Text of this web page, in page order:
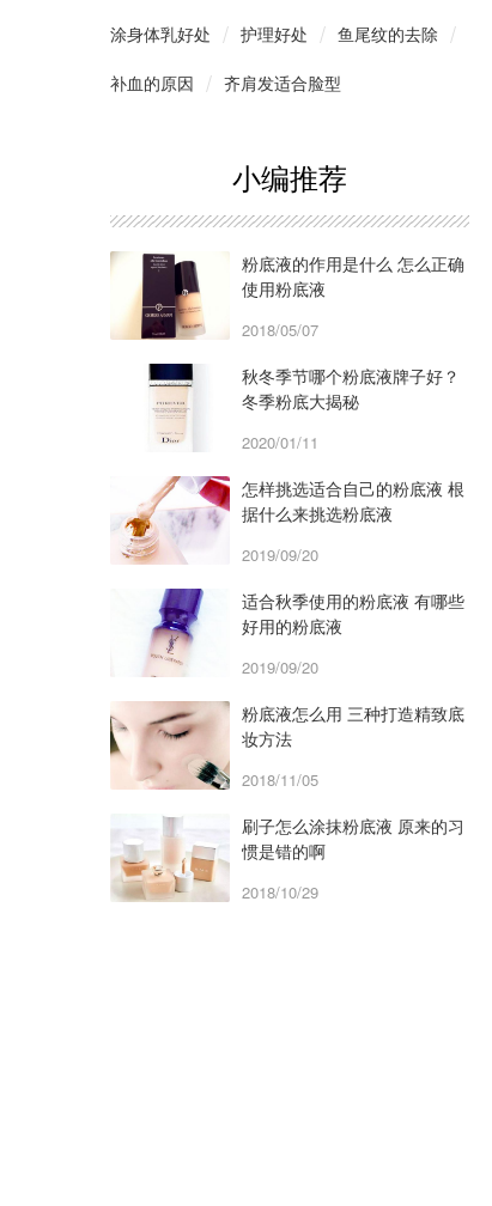
涂身体乳好处 护理好处 鱼尾纹的去除
补血的原因 齐肩发适合脸型
小编推荐
粉底液的作用是什么 怎么正确
使用粉底液
2018/05/07
秋冬季节哪个粉底液牌子好？
冬季粉底大揭秘
2020/01/11
怎样挑选适合自己的粉底液 根
据什么来挑选粉底液
2019/09/20
适合秋季使用的粉底液 有哪些
好用的粉底液
2019/09/20
粉底液怎么用 三种打造精致底
妆方法
2018/11/05
刷子怎么涂抹粉底液 原来的习
惯是错的啊
2018/10/29